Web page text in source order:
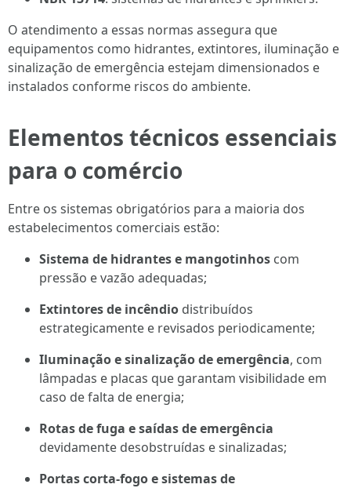
O atendimento a essas normas assegura que
equipamentos como hidrantes, extintores, iluminação e
sinalização de emergência estejam dimensionados e
instalados conforme riscos do ambiente.
Elementos técnicos essenciais
para o comércio
Entre os sistemas obrigatórios para a maioria dos
estabelecimentos comerciais estão:
Sistema de hidrantes e mangotinhos com
pressão e vazão adequadas;
Extintores de incêndio distribuídos
estrategicamente e revisados periodicamente;
Iluminação e sinalização de emergência, com
lâmpadas e placas que garantam visibilidade em
caso de falta de energia;
Rotas de fuga e saídas de emergência
devidamente desobstruídas e sinalizadas;
Portas corta-fogo e sistemas de